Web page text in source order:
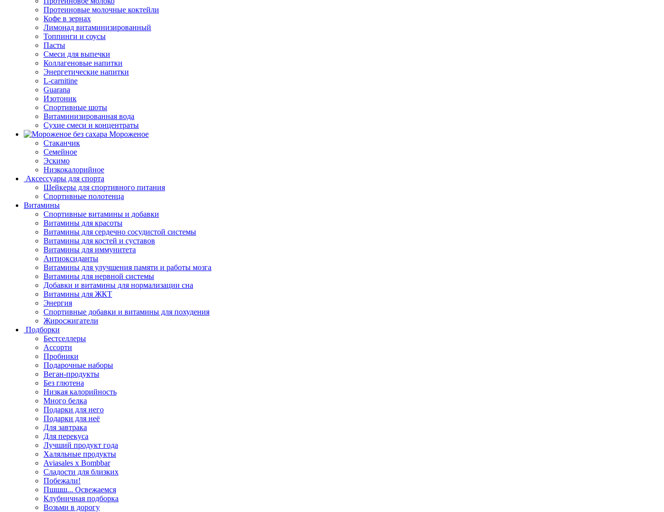
Протеиновые молочные коктейли
Кофе в зернах
Лимонад витаминизированный
Топпинги и соусы
Пасты
Смеси для выпечки
Коллагеновые напитки
Энергетические напитки
L-carnitine
Guarana
Изотоник
Спортивные шоты
Витаминизированная вода
Сухие смеси и концентраты
Мороженое
Стаканчик
Семейное
Эскимо
Низкокалорийное
Аксессуары для спорта
Шейкеры для спортивного питания
Спортивные полотенца
Витамины
Спортивные витамины и добавки
Витамины для красоты
Витамины для сердечно сосудистой системы
Витамины для костей и суставов
Витамины для иммунитета
Антиоксиданты
Витамины для улучшения памяти и работы мозга
Витамины для нервной системы
Добавки и витамины для нормализации сна
Витамины для ЖКТ
Энергия
Спортивные добавки и витамины для похудения
Жиросжигатели
Подборки
Бестселлеры
Ассорти
Пробники
Подарочные наборы
Веган-продукты
Без глютена
Низкая калорийность
Много белка
Подарки для него
Подарки для неё
Для завтрака
Для перекуса
Лучший продукт года
Халяльные продукты
Aviasales x Bombbar
Сладости для близких
Побежали!
Пшшш... Освежаемся
Клубничная подборка
Возьми в дорогу